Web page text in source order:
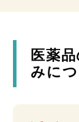
医薬
みに